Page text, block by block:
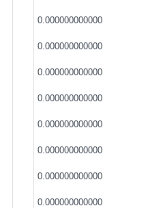
0.000000000000
0.000000000000
0.000000000000
0.000000000000
0.000000000000
0.000000000000
0.000000000000
0.000000000000